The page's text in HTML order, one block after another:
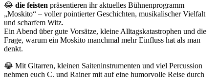
😂 die feisten präsentieren ihr aktuelles Bühnenprogramm
„Moskito“ – voller pointierter Geschichten, musikalischer Vielfalt
und scharfem Witz.
Ein Abend über gute Vorsätze, kleine Alltagskatastrophen und die
Frage, warum ein Moskito manchmal mehr Einfluss hat als man
denkt.
😂 Mit Gitarren, kleinen Saiteninstrumenten und viel Percussion
nehmen euch C. und Rainer mit auf eine humorvolle Reise durch